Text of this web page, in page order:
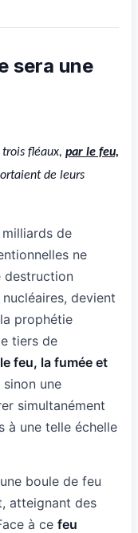
sera une
fléaux, par le feu,
de leurs
de
ne
destruction
devient
prophétie
tiers de
le feu, la fumée et
sinon une
simultanément
à une telle échelle
boule de feu
atteignant des
à ce feu